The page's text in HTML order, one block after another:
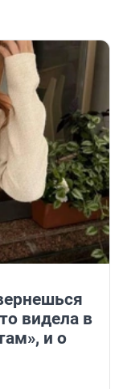
видела в
и о